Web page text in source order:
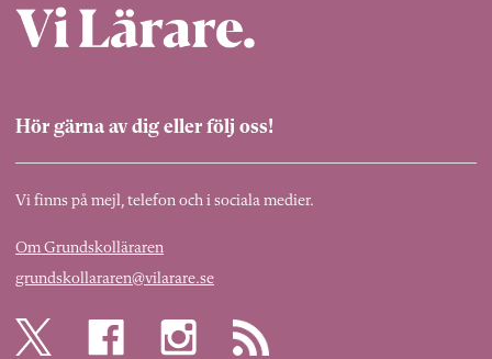
Hör gärna av dig eller följ oss!
Vi finns på mejl, telefon och i sociala medier.
Om Grundskolläraren
grundskollararen@vilarare.se